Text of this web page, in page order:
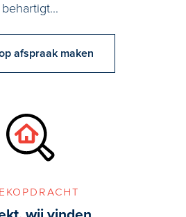
behartigt...
afspraak maken